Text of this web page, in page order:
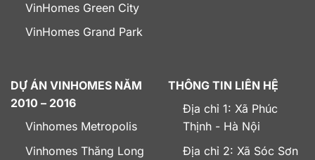
VinHomes Green City
VinHomes Grand Park
DỰ ÁN VINHOMES NĂM
2010 – 2016
Vinhomes Metropolis
Vinhomes Thăng Long
THÔNG TIN LIÊN HỆ
Địa chỉ 1: Xã Phúc
Thịnh - Hà Nội
Địa chỉ 2: Xã Sóc Sơn